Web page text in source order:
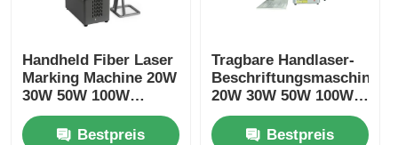
Handheld Fiber Laser
Marking Machine 20W
30W 50W 100W
Portable Laser Marker
For MetalBestpreis
Tragbare Handlaser-
Beschriftungsmaschine
20W 30W 50W 100W
Desktop-
Bestpreis